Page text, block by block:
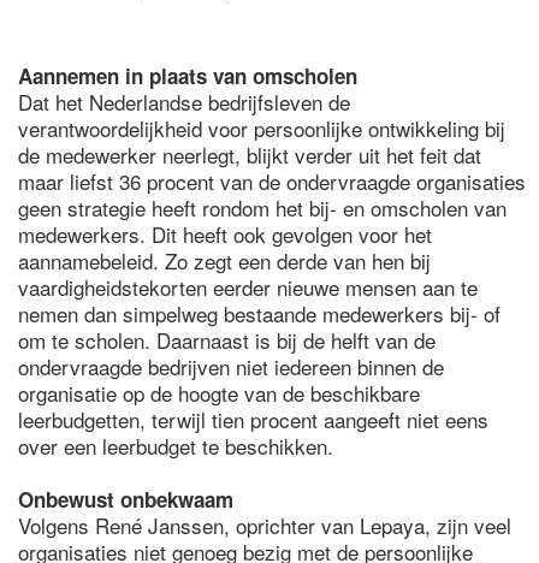
Aannemen in plaats van omscholen
Dat het Nederlandse bedrijfsleven de
verantwoordelijkheid voor persoonlijke ontwikkeling bij
de medewerker neerlegt, blijkt verder uit het feit dat
maar liefst 36 procent van de ondervraagde organisaties
geen strategie heeft rondom het bij- en omscholen van
medewerkers. Dit heeft ook gevolgen voor het
aannamebeleid. Zo zegt een derde van hen bij
vaardigheidstekorten eerder nieuwe mensen aan te
nemen dan simpelweg bestaande medewerkers bij- of
om te scholen. Daarnaast is bij de helft van de
ondervraagde bedrijven niet iedereen binnen de
organisatie op de hoogte van de beschikbare
leerbudgetten, terwijl tien procent aangeeft niet eens
over een leerbudget te beschikken.
Onbewust onbekwaam
Volgens René Janssen, oprichter van Lepaya, zijn veel
organisaties niet genoeg bezig met de persoonlijke